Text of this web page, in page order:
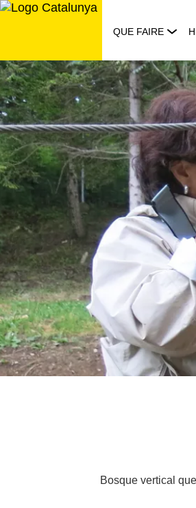
Aller
QUE FAIRE
Bosque vertical